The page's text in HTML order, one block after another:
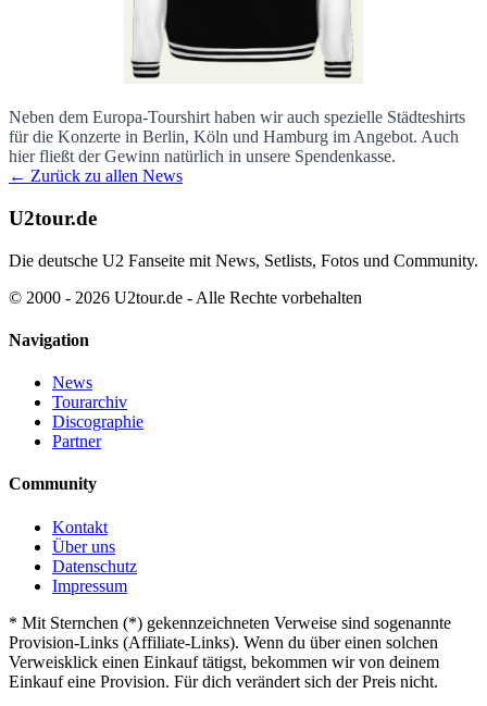
Neben dem Europa-Tourshirt haben wir auch spezielle Städteshirts
für die Konzerte in Berlin, Köln und Hamburg im Angebot. Auch
hier fließt der Gewinn natürlich in unsere Spendenkasse.
← Zurück zu allen News
U2tour.de
Die deutsche U2 Fanseite mit News, Setlists, Fotos und Community.
© 2000 - 2026 U2tour.de - Alle Rechte vorbehalten
Navigation
News
Tourarchiv
Discographie
Partner
Community
Kontakt
Über uns
Datenschutz
Impressum
* Mit Sternchen (*) gekennzeichneten Verweise sind sogenannte
Provision-Links (Affiliate-Links). Wenn du über einen solchen
Verweisklick einen Einkauf tätigst, bekommen wir von deinem
Einkauf eine Provision. Für dich verändert sich der Preis nicht.